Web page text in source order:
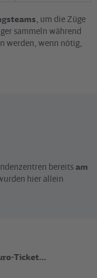
, um die Züge
sammeln während
werden, wenn nötig,
bereitsam
hier allein
Ticket...